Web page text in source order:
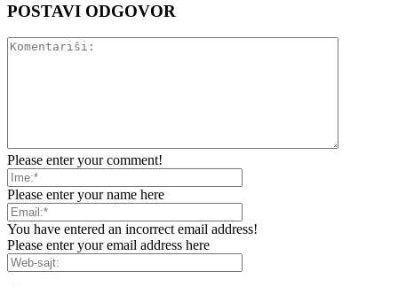
POSTAVI ODGOVOR
Please enter your comment!
Please enter your name here
You have entered an incorrect email address!
Please enter your email address here